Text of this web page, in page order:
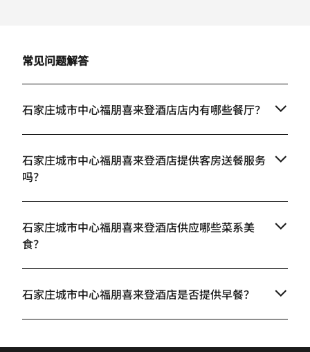
常见问题解答
石家庄城市中心福朋喜来登酒店店内有哪些餐厅？
石家庄城市中心福朋喜来登酒店提供客房送餐服务
吗？
石家庄城市中心福朋喜来登酒店供应哪些菜系美
食？
石家庄城市中心福朋喜来登酒店是否提供早餐？